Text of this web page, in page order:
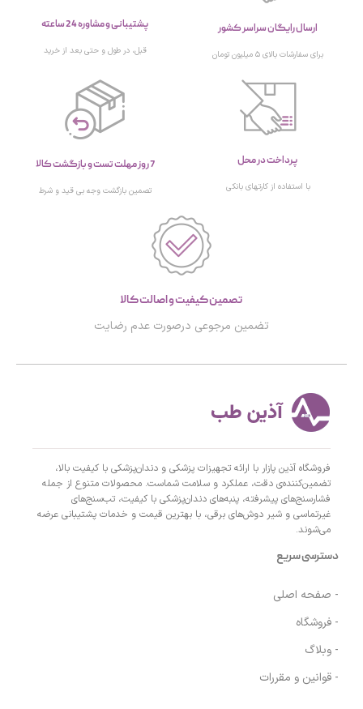
ارسال رایگان سراسر کشور
برای سفارشات بالای ۵ میلیون تومان
پشتیبانی و مشاوره 24 ساعته
قبل، در طول و حتی بعد از خرید
پرداخت در محل
با استفاده از کارتهای بانکی
7 روز مهلت تست و بازگشت کالا
تصمین بازگشت وجه بی قید و شرط
تصمین کیفیت و اصالت کالا
تضمین مرجوعی درصورت عدم رضایت
فروشگاه آذین پازار با ارائه تجهیزات پزشکی و دندان‌پزشکی با کیفیت بالا،
تضمین‌کننده‌ی دقت، عملکرد و سلامت شماست. محصولات متنوع از جمله
فشارسنج‌های پیشرفته، پنبه‌های دندان‌پزشکی با کیفیت، تب‌سنج‌های
غیرتماسی و شیر دوش‌های برقی، با بهترین قیمت و خدمات پشتیبانی عرضه
می‌شوند.
دسترسی سریع
- صفحه اصلی
- فروشگاه
- وبلاگ
- قوانین و مقررات